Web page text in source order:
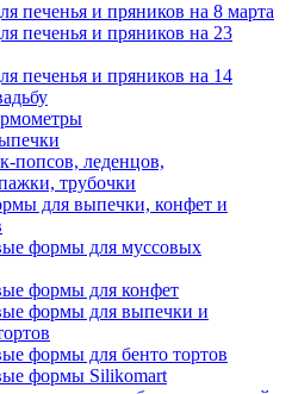
печенья и пряников на 8 марта
печенья и пряников на 23
печенья и пряников на 14
попсов, леденцов,
трубочки
для выпечки, конфет и
формы для муссовых
формы для конфет
формы для выпечки и
формы для бенто тортов
формы Silikomart